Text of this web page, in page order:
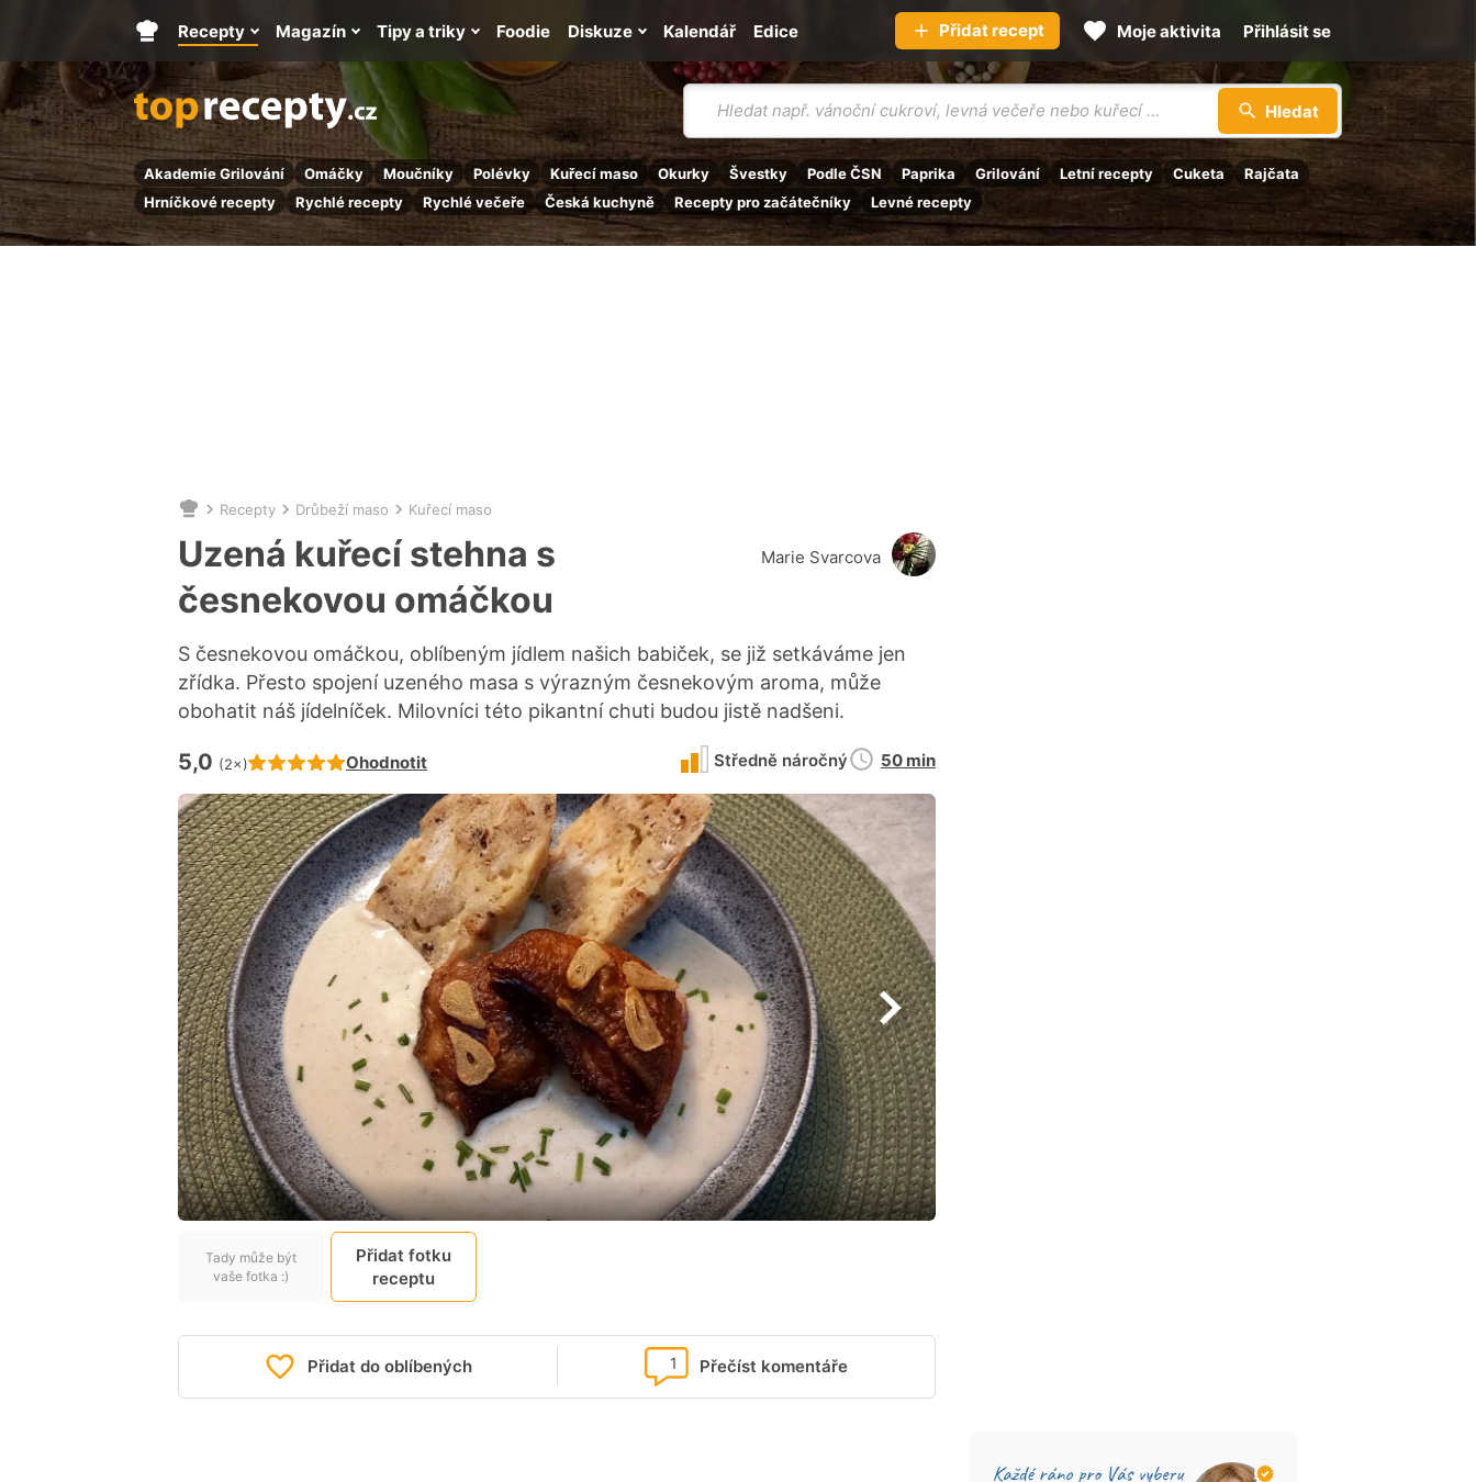
Vyhledávání
Hledat
Akademie Grilování Omáčky Moučníky Polévky Kuřecí maso Okurky Švestky Podle ČSN Paprika Grilování Letní recepty Cuketa
Rajčata
Hrníčkové recepty
Rychlé recepty Rychlé večeře Česká kuchyně Recepty pro začátečníky Levné recepty
Hlavní
stránka
Recepty Magazín Tipy a triky Kalendář
Foodie Diskuze Edice Přidat recept Moje aktivita Přihlásit se
Nacházíte
se
zde:
Recepty Drůbeží maso Kuřecí maso
Uzená kuřecí stehna s
česnekovou omáčkou
S česnekovou omáčkou, oblíbeným jídlem našich babiček, se již setkáváme jen
zřídka. Přesto spojení uzeného masa s výrazným česnekovým aroma, může
obohatit náš jídelníček. Milovníci této pikantní chuti budou jistě nadšeni.
Hodnocení receptu je
5,0 (2×) Ohodnotit
Marie Svarcova
Středně náročný
Doba
50 min
Tady může být
vaše fotka :)
Přidat fotku
receptu
Přidat do oblíbených Přečíst komentáře
1